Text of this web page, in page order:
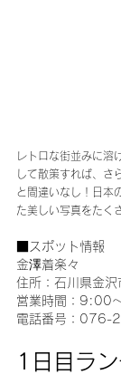
レトロな街並みに溶
して散策すれば、さ
と間違いなし！日本
た美しい写真をたく
■スポット情報
金澤着楽々
住所：石川県金
営業時間：9:00
電話番号：076-
1日目ラ